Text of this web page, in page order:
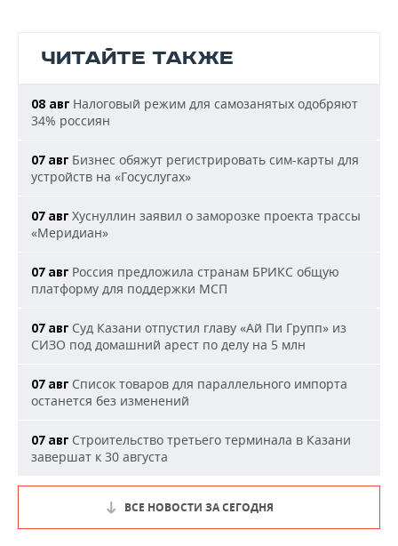
ЧИТАЙТЕ ТАКЖЕ
08 авг Налоговый режим для самозанятых одобряют
34% россиян
07 авг Бизнес обяжут регистрировать сим-карты для
устройств на «Госуслугах»
07 авг Хуснуллин заявил о заморозке проекта трассы
«Меридиан»
07 авг Россия предложила странам БРИКС общую
платформу для поддержки МСП
07 авг Суд Казани отпустил главу «Ай Пи Групп» из
СИЗО под домашний арест по делу на 5 млн
07 авг Список товаров для параллельного импорта
останется без изменений
07 авг Строительство третьего терминала в Казани
завершат к 30 августа
ВСЕ НОВОСТИ ЗА СЕГОДНЯ